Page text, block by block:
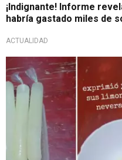
¡Indignante! Informe
habría gastado miles de
ACTUALIDAD
"El oro verde"